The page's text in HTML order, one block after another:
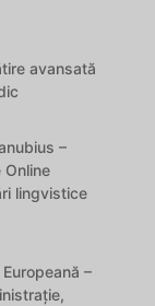
avansată
–
Online
lingvistice
–